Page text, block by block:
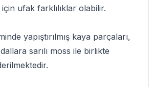
ufak farklılıklar olabilir.
yapıştırılmış kaya parçaları,
sarılı moss ile birlikte